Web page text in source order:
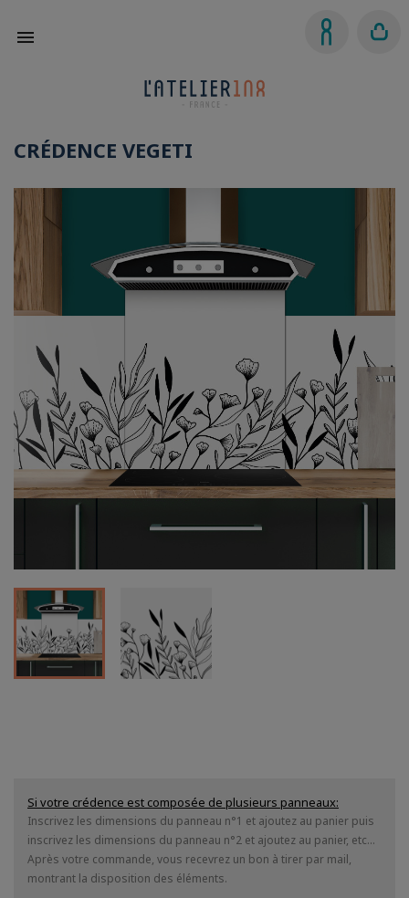

CRÉDENCE VEGETI
Si votre crédence est composée de plusieurs panneaux:
Inscrivez les dimensions du panneau n°1 et ajoutez au panier puis
inscrivez les dimensions du panneau n°2 et ajoutez au panier, etc...
Après votre commande, vous recevrez un bon à tirer par mail,
montrant la disposition des éléments.